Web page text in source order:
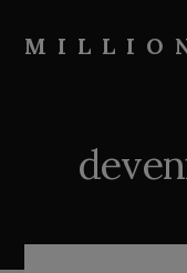
content
primary